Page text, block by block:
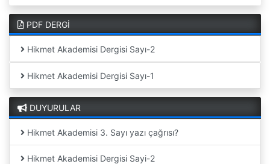
PDF DERGİ
Hikmet Akademisi Dergisi Sayı-2
Hikmet Akademisi Dergisi Sayı-1
DUYURULAR
Hikmet Akademisi 3. Sayı yazı çağrısı?
Hikmet Akademisi Dergisi Sayi-2